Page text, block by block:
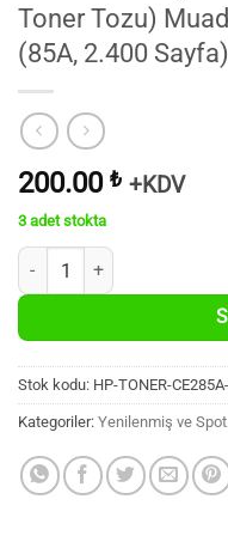
Toner Tozu)
(85A, 2.400 Sayfa)
200.00 ₺ +KDV
3 adet stokta
HP CE285A, CB435A,
Stok kodu: HP-TONER-
Kategoriler: Yenilenmiş ve